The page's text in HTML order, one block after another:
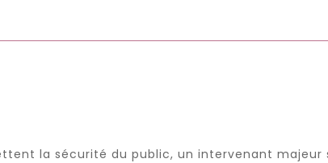
la sécurité du public, un intervenant